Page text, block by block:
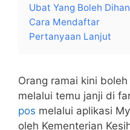
Ubat Yang Boleh
Cara Mendaftar
Pertanyaan Lanjut
Orang ramai kini
melalui temu janji di
pos melalui aplikasi
oleh Kementerian